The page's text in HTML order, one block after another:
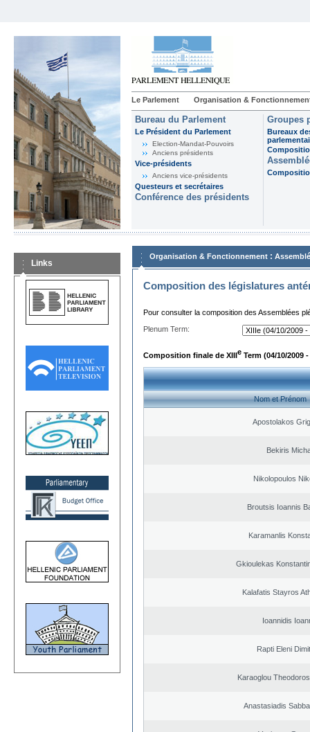
Le Parlement Organisation &
Bureau du Parlement
Le Président du Parlement
Election-Mandat-Pouvoirs
Anciens présidents
Vice-présidents
Anciens vice-présidents
Questeurs et secrétaires
Conférence des présidents
Groupes
Bureaux
Links
Organisation & Fonctionnement :
Composition des législatures
Pour consulter la composition des Assemblées
Plenum Term:
Composition finale de XIIIe Term (04/10/2009 -
Nom et Prénom
Apostolakos
Bekiris
Nikolopoulos
Broutsis Ioannis
Karamanlis
Gkioulekas
Kalafatis Stayros
Ioannidis
Rapti Eleni
Karaoglou
Anastasiadis